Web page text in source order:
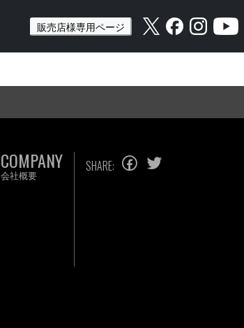
販売店様専用ページ
COMPANY
会社概要
SHARE: